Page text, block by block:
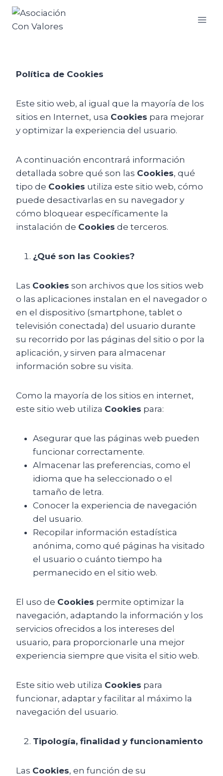
Política de Cookies
Este sitio web, al igual que la mayoría de los
sitios en Internet, usa Cookies para mejorar
y optimizar la experiencia del usuario.
A continuación encontrará información
detallada sobre qué son las Cookies, qué
tipo de Cookies utiliza este sitio web, cómo
puede desactivarlas en su navegador y
cómo bloquear específicamente la
instalación de Cookies de terceros.
¿Qué son las Cookies?
Las Cookies son archivos que los sitios web
o las aplicaciones instalan en el navegador o
en el dispositivo (smartphone, tablet o
televisión conectada) del usuario durante
su recorrido por las páginas del sitio o por la
aplicación, y sirven para almacenar
información sobre su visita.
Como la mayoría de los sitios en internet,
este sitio web utiliza Cookies para:
Asegurar que las páginas web pueden
funcionar correctamente.
Almacenar las preferencias, como el
idioma que ha seleccionado o el
tamaño de letra.
Conocer la experiencia de navegación
del usuario.
Recopilar información estadística
anónima, como qué páginas ha visitado
el usuario o cuánto tiempo ha
permanecido en el sitio web.
El uso de Cookies permite optimizar la
navegación, adaptando la información y los
servicios ofrecidos a los intereses del
usuario, para proporcionarle una mejor
experiencia siempre que visita el sitio web.
Este sitio web utiliza Cookies para
funcionar, adaptar y facilitar al máximo la
navegación del usuario.
Tipología, finalidad y funcionamiento
Las Cookies, en función de su